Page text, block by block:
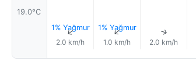
19.0°C
1% Yağmur
↑
2.0 km/h
1% Yağmur
↑
1.0 km/h
↑
2.0 km/h